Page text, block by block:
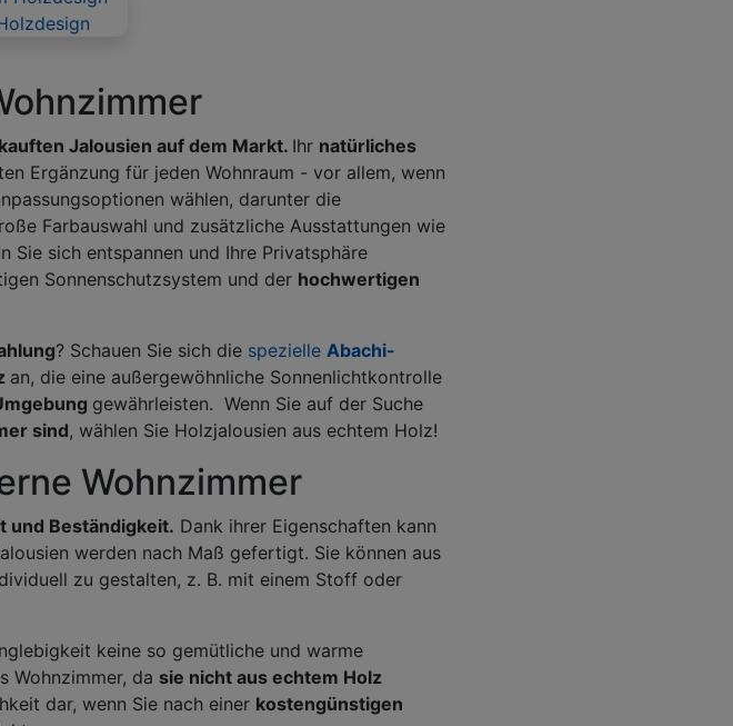
Jalousien auf dem Markt. Ihr natürliches
Ergänzung für jeden Wohnraum - vor allem, wenn
wählen, darunter die
Farbauswahl und zusätzliche Ausstattungen wie
Sie sich entspannen und Ihre Privatsphäre
Sonnenschutzsystem und der hochwertigen
? Schauen Sie sich die spezielle Abachi-
an, die eine außergewöhnliche Sonnenlichtkontrolle
gewährleisten. Wenn Sie auf der Suche
sind, wählen Sie Holzjalousien aus echtem Holz!
Wohnzimmer
und Beständigkeit. Dank ihrer Eigenschaften kann
werden nach Maß gefertigt. Sie können aus
zu gestalten, z. B. mit einem Stoff oder
keine so gemütliche und warme
Wohnzimmer, da sie nicht aus echtem Holz
dar, wenn Sie nach einer kostengünstigen